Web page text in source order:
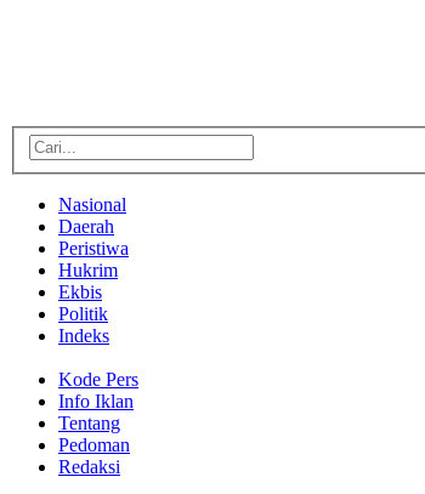
Nasional
Daerah
Peristiwa
Hukrim
Ekbis
Politik
Indeks
Kode Pers
Info Iklan
Tentang
Pedoman
Redaksi